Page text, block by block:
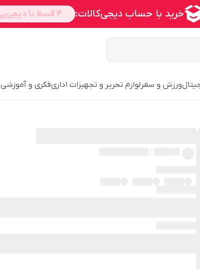
ورزش و سفر لوازم تحریر و تجهیزات اداریفکری و آموزشی